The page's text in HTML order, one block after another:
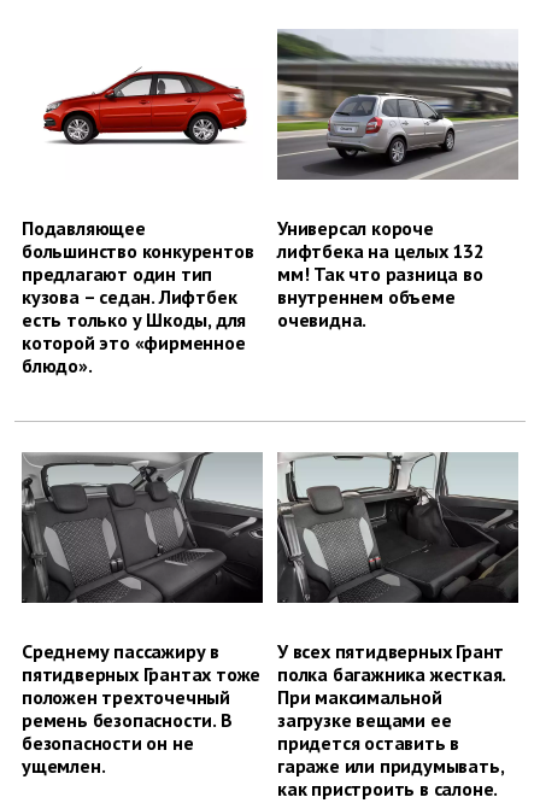
Подавляющее
большинство конкурентов
предлагают один тип
кузова – седан. Лифтбек
есть только у Шкоды, для
которой это «фирменное
блюдо».
Универсал короче
лифтбека на целых 132
мм! Так что разница во
внутреннем объеме
очевидна.
Среднему пассажиру в
пятидверных Грантах тоже
положен трехточечный
ремень безопасности. В
безопасности он не
ущемлен.
У всех пятидверных Грант
полка багажника жесткая.
При максимальной
загрузке вещами ее
придется оставить в
гараже или придумывать,
как пристроить в салоне.